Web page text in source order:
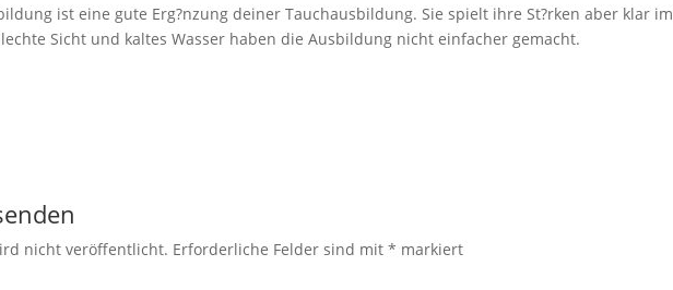
ist eine gute Erg?nzung deiner Tauchausbildung. Sie spielt ihre St?rken aber klar im
Sicht und kaltes Wasser haben die Ausbildung nicht einfacher gemacht.
nicht veröffentlicht. Erforderliche Felder sind mit * markiert